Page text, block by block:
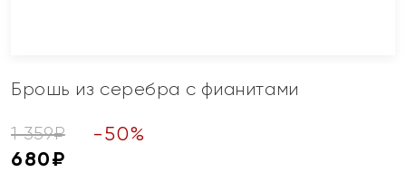
Брошь из серебра с фианитами
1 359₽ -50%
680₽